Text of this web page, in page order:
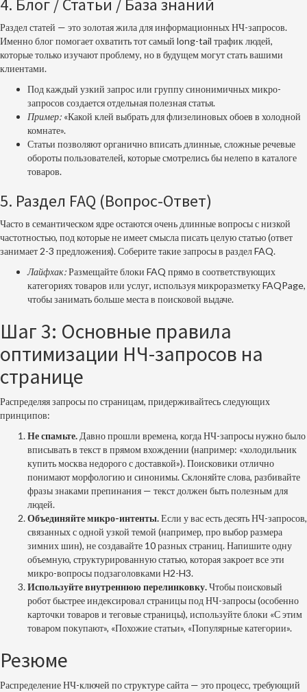
4. Блог / Статьи / База знаний
Раздел статей — это золотая жила для информационных НЧ-запросов.
Именно блог помогает охватить тот самый long-tail трафик людей,
которые только изучают проблему, но в будущем могут стать вашими
клиентами.
Под каждый узкий запрос или группу синонимичных микро-
запросов создается отдельная полезная статья.
Пример: «Какой клей выбрать для флизелиновых обоев в холодной
комнате».
Статьи позволяют органично вписать длинные, сложные речевые
обороты пользователей, которые смотрелись бы нелепо в каталоге
товаров.
5. Раздел FAQ (Вопрос-Ответ)
Часто в семантическом ядре остаются очень длинные вопросы с низкой
частотностью, под которые не имеет смысла писать целую статью (ответ
занимает 2-3 предложения). Соберите такие запросы в раздел FAQ.
Лайфхак:Размещайте блоки FAQ прямо в соответствующих
категориях товаров или услуг, используя микроразметку FAQPage,
чтобы занимать больше места в поисковой выдаче.
Шаг 3: Основные правила
оптимизации НЧ-запросов на
странице
Распределяя запросы по страницам, придерживайтесь следующих
принципов:
Не спамьте. Давно прошли времена, когда НЧ-запросы нужно было
вписывать в текст в прямом вхождении (например: «холодильник
купить москва недорого с доставкой»). Поисковики отлично
понимают морфологию и синонимы. Склоняйте слова, разбивайте
фразы знаками препинания — текст должен быть полезным для
людей.
Объединяйте микро-интенты.Если у вас есть десять НЧ-запросов,
связанных с одной узкой темой (например, про выбор размера
зимних шин), не создавайте 10 разных страниц. Напишите одну
объемную, структурированную статью, которая закроет все эти
микро-вопросы подзаголовками H2-H3.
Используйте внутреннюю перелинковку.Чтобы поисковый
робот быстрее индексировал страницы под НЧ-запросы (особенно
карточки товаров и теговые страницы), используйте блоки «С этим
товаром покупают», «Похожие статьи», «Популярные категории».
Резюме
Распределение НЧ-ключей по структуре сайта — это процесс, требующий